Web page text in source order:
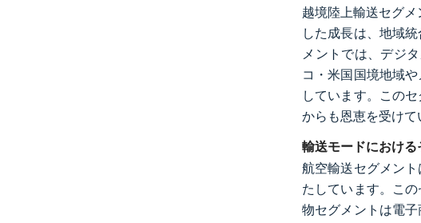
越境陸上輸送セグ
した成長は、地域
メントでは、デジ
コ・米国国境地域
しています。この
からも恩恵を受けて
輸送モードにおけ
航空輸送セグメン
たしています。こ
物セグメントは電